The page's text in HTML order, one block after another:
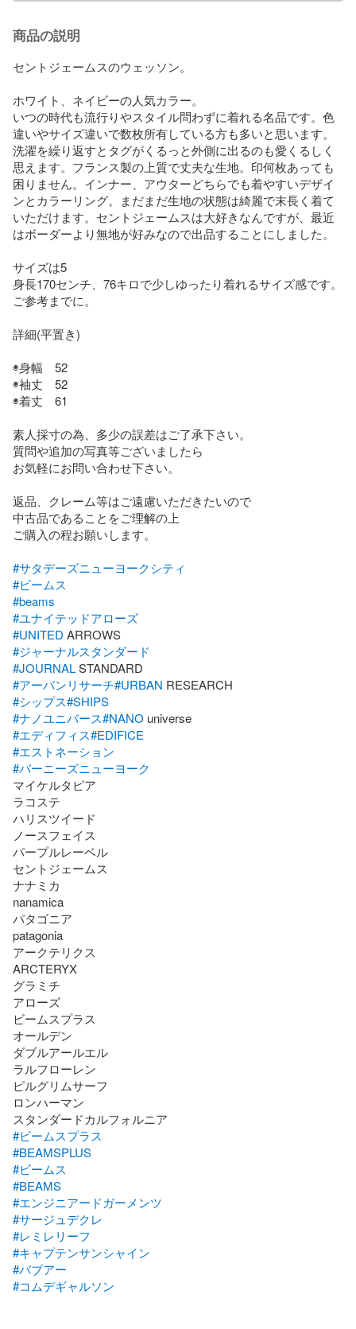
商品の説明
セントジェームスのウェッソン。
ホワイト、ネイビーの人気カラー。
いつの時代も流行りやスタイル問わずに着れる名品です。色
違いやサイズ違いで数枚所有している方も多いと思います。
洗濯を繰り返すとタグがくるっと外側に出るのも愛くるしく
思えます。フランス製の上質で丈夫な生地。印何枚あっても
困りません。インナー、アウターどちらでも着やすいデザイ
ンとカラーリング。まだまだ生地の状態は綺麗で末長く着て
いただけます。セントジェームスは大好きなんですが、最近
はボーダーより無地が好みなので出品することにしました。
サイズは5
身長170センチ、76キロで少しゆったり着れるサイズ感です。
ご参考までに。
詳細(平置き)
◉身幅　52
◉袖丈　52
◉着丈　61
素人採寸の為、多少の誤差はご了承下さい。
質問や追加の写真等ございましたら
お気軽にお問い合わせ下さい。
返品、クレーム等はご遠慮いただきたいので
中古品であることをご理解の上
ご購入の程お願いします。
#サタデーズニューヨークシティ
#ビームス
#beams
#ユナイテッドアローズ
#UNITED
#ジャーナルスタンダード
#JOURNAL
#アーバンリサーチ#URBAN
#シップス#SHIPS
#ナノユニバース#NANO
#エディフィス#EDIFICE
#エストネーション
#バーニーズニューヨーク
マイケルタピア
ラコステ
ハリスツイード
ノースフェイス
パープルレーベル
セントジェームス
ナナミカ
nanamica
パタゴニア
patagonia
アークテリクス
ARCTERYX
グラミチ
アローズ
ビームスプラス
オールデン
ダブルアールエル
ラルフローレン
ピルグリムサーフ
ロンハーマン
#ビームスプラス
#BEAMSPLUS
#ビームス
#BEAMS
#エンジニアードガーメンツ
#サージュデクレ
#レミレリーフ
#キャプテンサンシャイン
#バブアー
#コムデギャルソン